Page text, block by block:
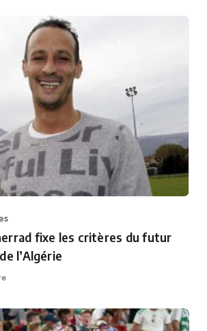
fixe les critères du futur
l’Algérie